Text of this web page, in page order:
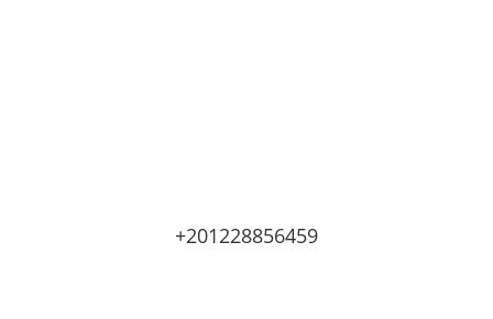
+201228856459